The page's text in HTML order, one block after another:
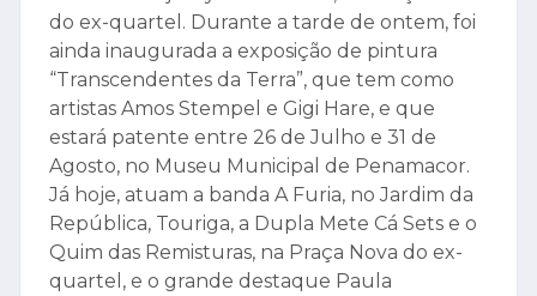
do ex-quartel. Durante a tarde de ontem, foi
ainda inaugurada a exposição de pintura
“Transcendentes da Terra”, que tem como
artistas Amos Stempel e Gigi Hare, e que
estará patente entre 26 de Julho e 31 de
Agosto, no Museu Municipal de Penamacor.
Já hoje, atuam a banda A Furia, no Jardim da
República, Touriga, a Dupla Mete Cá Sets e o
Quim das Remisturas, na Praça Nova do ex-
quartel, e o grande destaque Paula